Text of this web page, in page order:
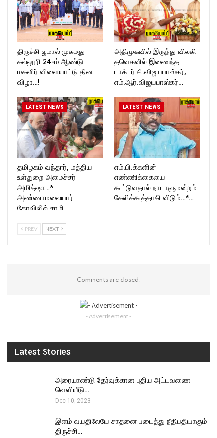
T_TIMESC
திருச்சி ஜமால் முகமது
கல்லூரி 24-ம் ஆண்டு
மகளிர் விளையாட்டு தின
விழா…!
அதிமுகவில் இருந்து விலகி
தவெகவில் இணைந்த
டாக்டர் சி.விஜயபாஸ்கர்,
எம்.ஆர்.விஜயபாஸ்கர்…
LATEST NEWS
தமிழகம் வந்தார், மத்திய
உள்துறை அமைச்சர்
அமித்ஷா…*
அண்ணாமலையார்
கோவிலில் சாமி…
LATEST NEWS
எம்.பி.க்களின்
எண்ணிக்கையை
கூட்டுவதால் நாடாளுமன்றம்
கேலிக்கூத்தாகி விடும்…*…
PREV NEXT
Comments are closed.
- Advertisement -
Latest Stories
அரையாண்டு தேர்வுக்கான புதிய அட்டவணை
வெளியீடு…
Dec 10, 2023
இளம் வயதிலேயே சாதனை படைத்து நீதிபதியாகும்
திருச்சி…